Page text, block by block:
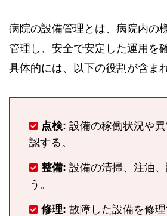
病院の設備管理とは、病院内の
管理し、安全で安定した運用を
具体的には、以下の役割が含ま
点検: 設備の稼働状況や
認する。
整備: 設備の清掃、注油
う。
修理: 故障した設備を修理